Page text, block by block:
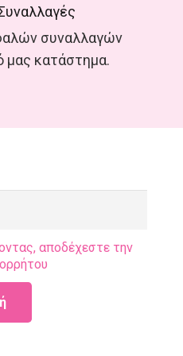
συναλλαγών
μας κατάστημα.
αποδέχεστε την